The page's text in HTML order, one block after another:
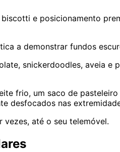
e posicionamento
a demonstrar fundos
snickerdoodles, aveia
frio, um saco de
desfocados nas
até o seu telemóvel.